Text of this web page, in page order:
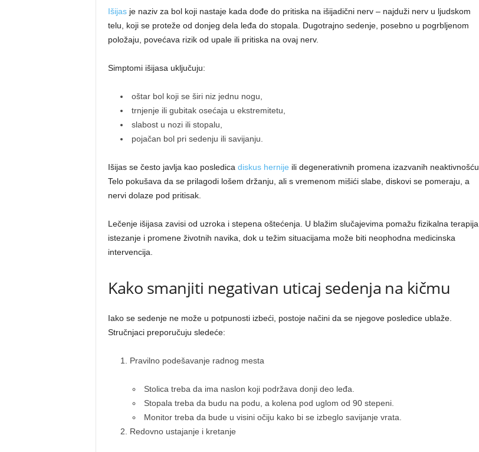
Išijasje naziv za bol koji nastaje kada dođe do pritiska na išijadični nerv – najduži nerv u ljudskom
telu, koji se proteže od donjeg dela leđa do stopala. Dugotrajno sedenje, posebno u pogrbljenom
položaju, povećava rizik od upale ili pritiska na ovaj nerv.
Simptomi išijasa uključuju:
oštar bol koji se širi niz jednu nogu,
trnjenje ili gubitak osećaja u ekstremitetu,
slabost u nozi ili stopalu,
pojačan bol pri sedenju ili savijanju.
Išijas se često javlja kao posledica diskus hernije ili degenerativnih promena izazvanih neaktivnošću.
Telo pokušava da se prilagodi lošem držanju, ali s vremenom mišići slabe, diskovi se pomeraju, a
nervi dolaze pod pritisak.
Lečenje išijasa zavisi od uzroka i stepena oštećenja. U blažim slučajevima pomažu fizikalna terapija,
istezanje i promene životnih navika, dok u težim situacijama može biti neophodna medicinska
intervencija.
Kako smanjiti negativan uticaj sedenja na kičmu
Iako se sedenje ne može u potpunosti izbeći, postoje načini da se njegove posledice ublaže.
Stručnjaci preporučuju sledeće:
Pravilno podešavanje radnog mesta
Stolica treba da ima naslon koji podržava donji deo leđa.
Stopala treba da budu na podu, a kolena pod uglom od 90 stepeni.
Monitor treba da bude u visini očiju kako bi se izbeglo savijanje vrata.
Redovno ustajanje i kretanje